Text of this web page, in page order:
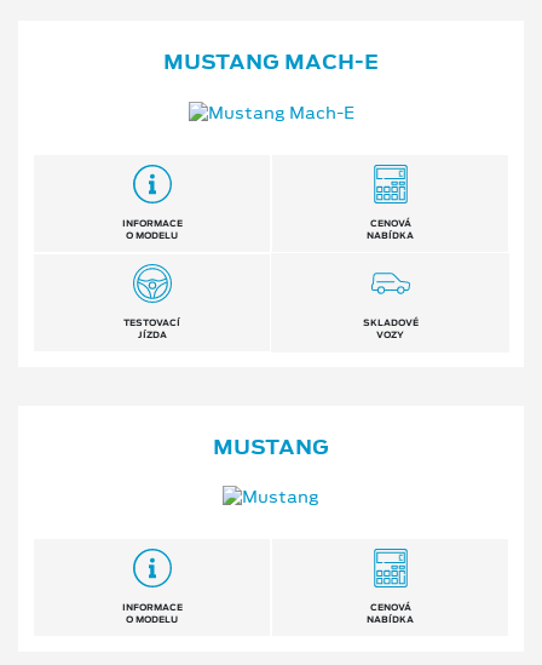
MUSTANG MACH⁠-⁠E
INFORMACE
O MODELU
CENOVÁ
NABÍDKA
TESTOVACÍ
JÍZDA
SKLADOVÉ
VOZY
MUSTANG
INFORMACE
O MODELU
CENOVÁ
NABÍDKA